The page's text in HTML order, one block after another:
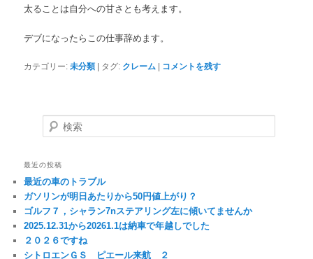
太ることは自分への甘さとも考えます。
デブになったらこの仕事辞めます。
カテゴリー: 未分類 タグ: クレーム コメントを残す
最近の投稿
最近の車のトラブル
ガソリンが明日あたりから50円値上がり？
ゴルフ７，シャラン7nステアリング左に傾いてませんか
2025.12.31から20261.1は納車で年越しでした
２０２６ですね
シトロエンＧＳ ピエール来航 ２